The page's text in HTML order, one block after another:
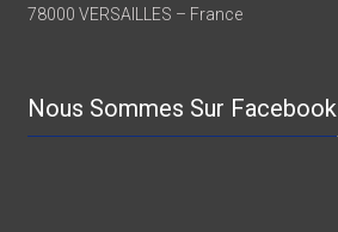
78000 VERSAILLES – France
Nous Sommes Sur Facebook